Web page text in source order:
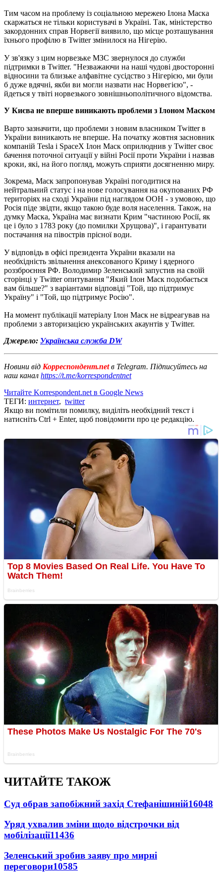
Тим часом на проблему із соціальною мережею Ілона Маска
скаржаться не тільки користувачі в Україні. Так, міністерство
закордонних справ Норвегії виявило, що місце розташування
їхнього профілю в Twitter змінилося на Нігерію.
У зв'язку з цим норвезьке МЗС звернулося до служби
підтримки в Twitter. "Незважаючи на наші чудові двосторонні
відносини та близьке алфавітне сусідство з Нігерією, ми були
б дуже вдячні, якби ви могли назвати нас Норвегією", -
йдеться у твіті норвезького зовнішньополітичного відомства.
У Києва не вперше виникають проблеми з Ілоном Маском
Варто зазначити, що проблеми з новим власником Twitter в
України виникають не вперше. На початку жовтня засновник
компаній Tesla і SpaceX Ілон Маск оприлюднив у Twitter своє
бачення поточної ситуації у війні Росії проти України і назвав
кроки, які, на його погляд, можуть сприяти досягненню миру.
Зокрема, Маск запропонував Україні погодитися на
нейтральний статус і на нове голосування на окупованих РФ
територіях на сході України під наглядом ООН - з умовою, що
Росія піде звідти, якщо такою буде воля населення. Також, на
думку Маска, Україна має визнати Крим "частиною Росії, як
це і було з 1783 року (до помилки Хрущова)", і гарантувати
постачання на півострів прісної води.
У відповідь в офісі президента України вказали на
необхідність звільнення анексованого Криму і ядерного
роззброєння РФ. Володимир Зеленський запустив на своїй
сторінці у Twitter опитування "Який Ілон Маск подобається
вам більше?" з варіантами відповіді "Той, що підтримує
Україну" і "Той, що підтримує Росію".
На момент публікації матеріалу Ілон Маск не відреагував на
проблеми з авторизацією українських акаунтів у Twitter.
Джерело: Українська служба DW
Новини від Корреспондент.netв Telegram. Підписуйтесь на
наш канал https://t.me/korrespondentnet
Читайте Korrespondent.net в Google News
ТЕГИ: интернет, twitter
Якщо ви помітили помилку, виділіть необхідний текст і
натисніть Ctrl + Enter, щоб повідомити про це редакцію.
ЧИТАЙТЕ ТАКОЖ
Суд обрав запобіжний захід Стефанішиній16048
Уряд ухвалив зміни щодо відстрочки від
мобілізації11436
Зеленський зробив заяву про мирні
переговори10585